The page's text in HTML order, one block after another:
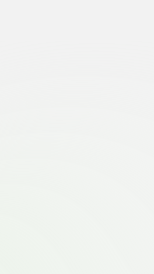
名稱、主持人或關鍵字